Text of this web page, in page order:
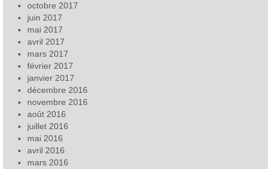
octobre 2017
juin 2017
mai 2017
avril 2017
mars 2017
février 2017
janvier 2017
décembre 2016
novembre 2016
août 2016
juillet 2016
mai 2016
avril 2016
mars 2016